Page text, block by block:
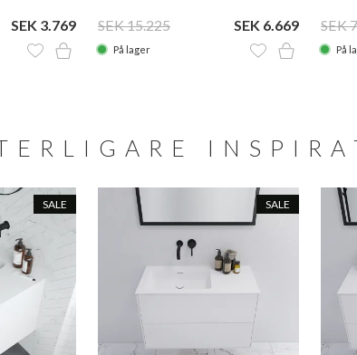
SEK 3.769 SEK 15.225 SEK 6.669
På lager
SEK
På
SALE SALE